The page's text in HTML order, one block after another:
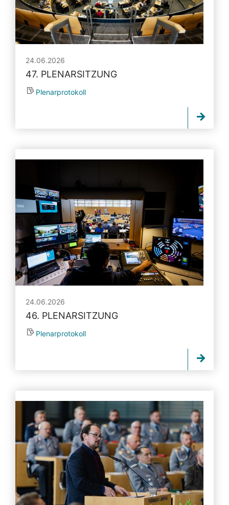
24.06.2026
47. PLENARSITZUNG
Plenarprotokoll
24.06.2026
46. PLENARSITZUNG
Plenarprotokoll